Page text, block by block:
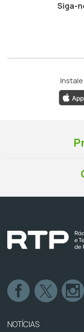
Siga-
NOTÍCIAS